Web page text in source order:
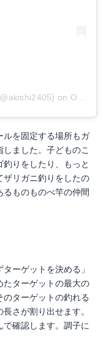
on Oct 7, 2017 at 10:23pm PDT
ルを固定する場所もガ
ました。子どものこ
りをしたり、もっと
ザリガニ釣りをしたの
ものものべ竿の仲間
ーゲットを決める」
たターゲットの最大の
ターゲットの釣れる
さが割り出せます。
確認します。調子に